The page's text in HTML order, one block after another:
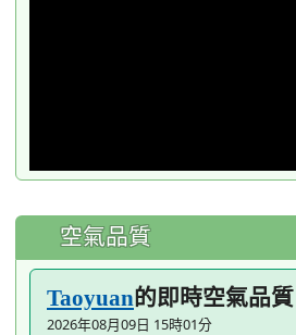
空氣品質
Taoyuan的即時空氣品質
2026年08月09日 15時01分